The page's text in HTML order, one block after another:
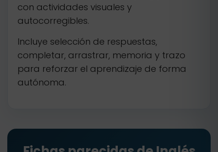
con actividades visuales y
autocorregibles.
Incluye selección de respuestas,
completar, arrastrar, memoria y trazo
para reforzar el aprendizaje de forma
autónoma.